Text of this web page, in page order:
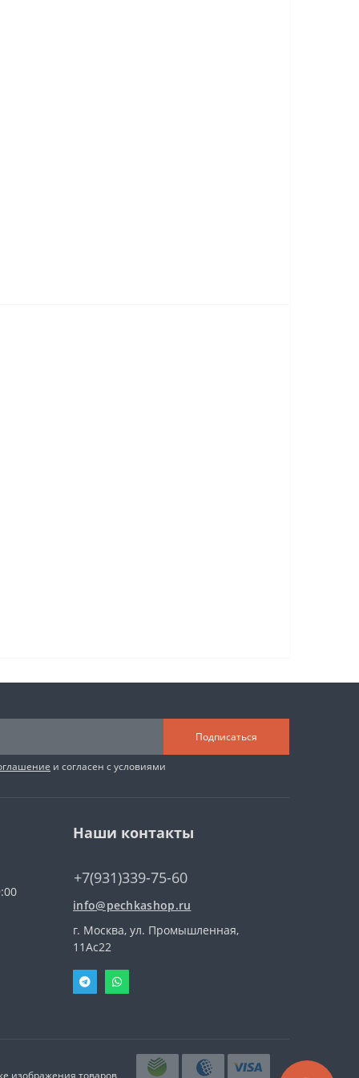
Подписаться
и согласен с условиями
Наши контакты
+7(931)339-75-60
info@pechkashop.ru
г. Москва, ул. Промышленная,
11Ас22
изображения товаров